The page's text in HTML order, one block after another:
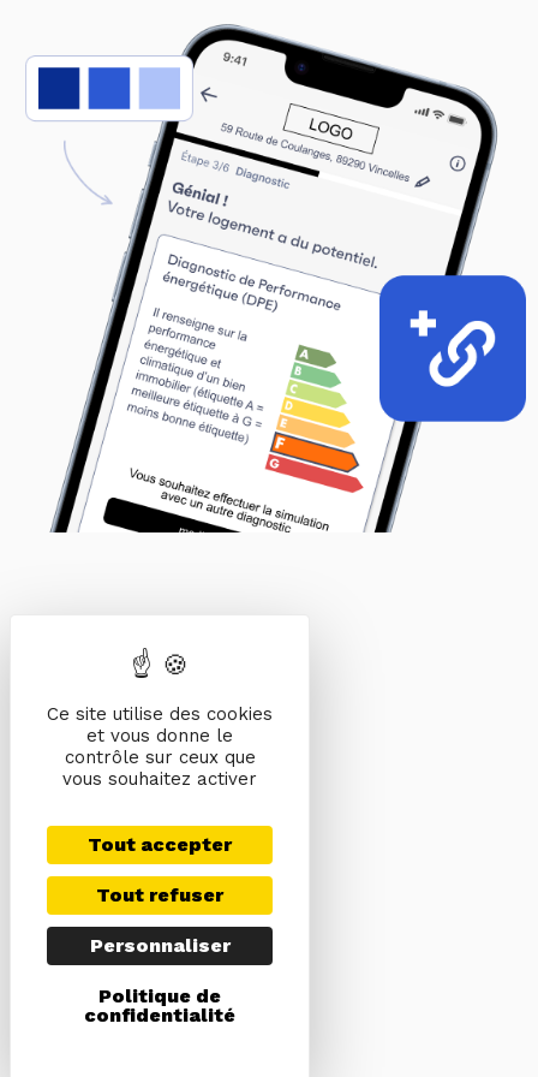
Ce site utilise des cookies
et vous donne le
contrôle sur ceux que
vous souhaitez activer
Tout accepter
Tout refuser
Personnaliser
Politique de
confidentialité